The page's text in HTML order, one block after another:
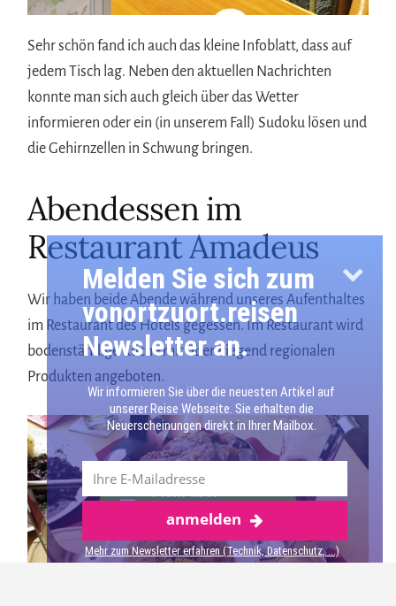
Sehr schön fand ich auch das kleine Infoblatt, dass auf
jedem Tisch lag. Neben den aktuellen Nachrichten
konnte man sich auch gleich über das Wetter
informieren oder ein (in unserem Fall) Sudoku lösen und
die Gehirnzellen in Schwung bringen.
Abendessen im
Restaurant Amadeus
Wir haben beide Abende während unseres Aufenthaltes
im Restaurant des Hotels gegessen. Im Restaurant wird
bodenständige Küche mit überwiegend regionalen
Produkten angeboten.
Mehr über
Bernburg
Melden Sie sich zum
vonortzuort.reisen
Newsletter an.
Wir informieren Sie über die neuesten Artikel auf
unserer Reise Webseite. Sie erhalten die
Neuerscheinungen direkt in Ihrer Mailbox.
anmelden
Mehr zum Newsletter erfahren (Technik, Datenschutz, ...)